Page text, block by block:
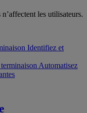
les utilisateurs.
Identifiez et
Automatisez